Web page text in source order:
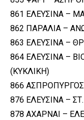
861 ΕΛΕΥΣΙΝΑ –
862 ΠΑΡΑΛΙΑ –
863 ΕΛΕΥΣΙΝΑ –
864 ΕΛΕΥΣΙΝΑ –
(ΚΥΚΛΙΚΗ)
866
876 ΕΛΕΥΣΙΝΑ –
878 ΑΧΑΡΝΑΙ –